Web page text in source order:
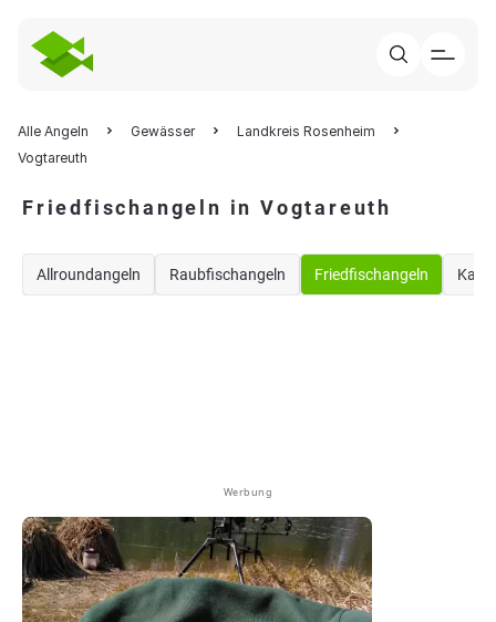
Alle Angeln Gewässer
Landkreis Rosenheim
Vogtareuth
Friedfischangeln in Vogtareuth
Allroundangeln Raubfischangeln Friedfischangeln
Werbung